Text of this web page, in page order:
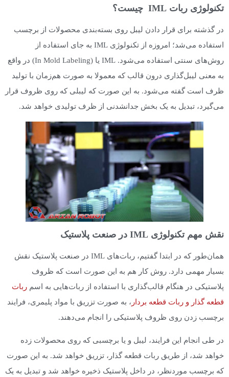
تکنولوژی ربات IML چیست؟
در گذشته برای قرار دادن لیبل روی بسته‌بندی محصولات از برچسب
استفاده می‌شد؛ امروزه از تکنولوژی IML به جای استفاده از
روش‌های سنتی استفاده می‌شود. IML یا (In Mold Labeling) در واقع
به معنی لیبل‌گذاری درون قالب که معمولا به صورت هم‌زمان با تولید
ظرف است گفته می‌شود. به این صورت که لیبلی که روی ظروف قرار
می‌گیرد، تبدیل به یک بخش جدانشدنی از ظرف تولیدی خواهد شد.
نقش مهم تکنولوژی IML در صنعت پلاستیک
همان‌طور که در ابتدا گفتیم، ربات‌های IML در صنعت پلاستیک نقش
بسیار مهمی دارد. روش کار هم به این صورت است که ظروف
پلاستیکی در هنگام قالب‌گذاری با استفاده از ربات‌هایی به اسم ربات
قطعه گذار و ربات قطعه بردار ، به صورت تزریق با مواد پلیمری، فرایند
برچسب زدن روی ظروف پلاستیکی را انجام می‌دهند.
در طی انجام این فرایند، لیبل و یا برچسبی که روی محصولات زده
خواهد شد، از طریق ربات قطعه گذار، تزریق خواهد شد. به این صورت
که برچسب موردنظر، در داخل پلاستیک ذخیره خواهد شد و تبدیل به یک